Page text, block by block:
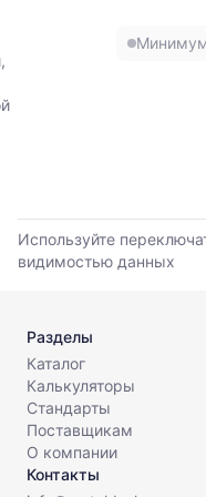
максимальной
последние
6
месяцев.
чтобы
оценить
тренд
разброс
цен
на
Используйте
видимостью данных
Разделы
Каталог
Калькуляторы
Стандарты
Поставщикам
О компании
Контакты